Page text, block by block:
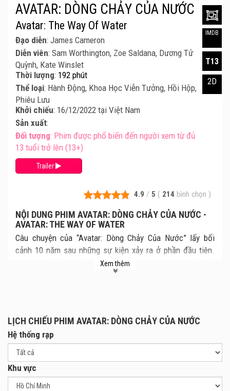
4.9 / 5 ( 214 bình chọn )
NỘI DUNG PHIM AVATAR: DÒNG CHẢY CỦA NƯỚC -
AVATAR: THE WAY OF WATER
Câu chuyện của “Avatar: Dòng Chảy Của Nước” lấy bối
cảnh 10 năm sau những sự kiện xảy ra ở phần đầu tiên.
Lúc này, bộ tộc người Na'vi trên hành tình Pandora sẽ phải
tiếp tục cuộc chiến với loài người để bảo vệ sự bình yên và
Bộ phim sẽ đưa người xem đi từ cung bậc cảm xúc này tới
những cung bậc cảm xúc khác, chiêm ngưỡng sự xinh đẹp
của hành tinh Pandora, và kinh ngạc với thế giới dưới lòng
đại dương sâu thẳm nơi sinh sống của những loài sinh vật
kỳ bí.
Xem thêm
AVATAR: DÒNG CHẢY CỦA NƯỚC
Avatar: The Way Of Water
Đạo diễn: James Cameron
Diễn viên: Sam Worthington, Zoe Saldana, Dương Tử
Quỳnh, Kate Winslet
Thời lượng: 192 phút
Thể loại: Hành Động, Khoa Học Viễn Tưởng, Hồi Hộp,
Phiêu Lưu
Khởi chiếu: 16/12/2022 tại Việt Nam
Sản xuất:
Đối tượng: Phim được phổ biến đến người xem từ đủ
13 tuổi trở lên (13+)
Trailer
IMDB
T13
2D
LỊCH CHIẾU PHIM AVATAR: DÒNG CHẢY CỦA NƯỚC
Hệ thống rạp
Khu vực